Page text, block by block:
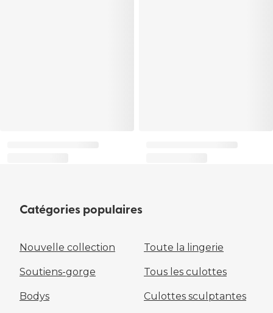
Catégories populaires
Nouvelle collection Toute la lingerie
Soutiens-gorge Tous les culottes
Bodys Culottes sculptantes